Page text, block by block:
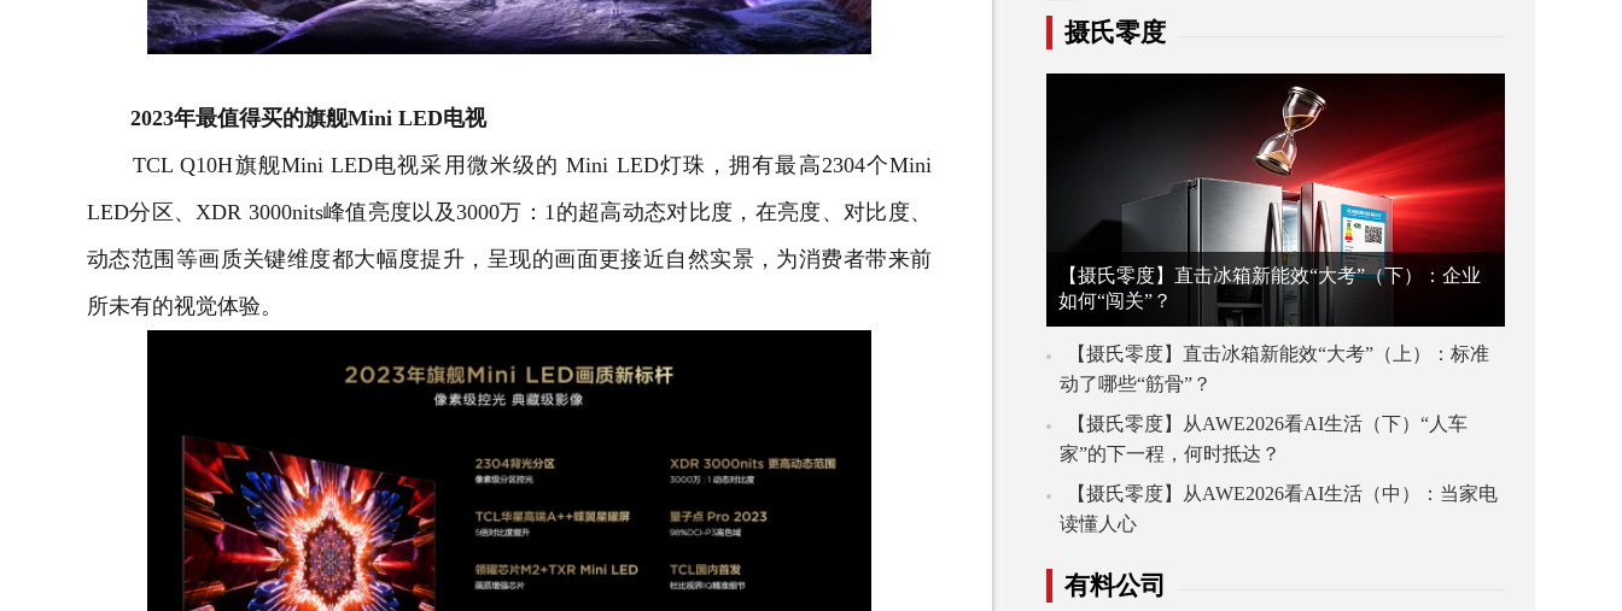
2023年最值得买的旗舰Mini LED电视
TCL Q10H旗舰Mini LED电视采用微米级的 Mini LED灯珠，拥有最高2304个Mini
LED分区、XDR 3000nits峰值亮度以及3000万：1的超高动态对比度，在亮度、对比度、
动态范围等画质关键维度都大幅度提升，呈现的画面更接近自然实景，为消费者带来前
所未有的视觉体验。
摄氏零度
【摄氏零度】直击冰箱新能效“大考”（下）：企业
如何“闯关”？
【摄氏零度】直击冰箱新能效“大考”（上）：标准
动了哪些“筋骨”？
【摄氏零度】从AWE2026看AI生活（下）“人车
家”的下一程，何时抵达？
【摄氏零度】从AWE2026看AI生活（中）：当家电
读懂人心
有料公司